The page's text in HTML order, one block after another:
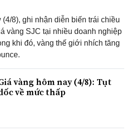
(4/8), ghi nhận diễn biến trái chiều
vàng SJC tại nhiều doanh nghiệp
khi đó, vàng thế giới nhích tăng
vàng hôm nay (4/8): Tụt
về mức thấp